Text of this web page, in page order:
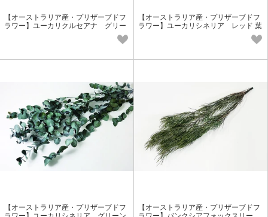
【オーストラリア産・プリザーブドフ
ラワー】ユーカリクルセアナ グリー
【オーストラリア産・プリザーブドフ
ラワー】ユーカリシネリア レッド 葉
【オーストラリア産・プリザーブドフ
【オーストラリア産・プリザーブドフ